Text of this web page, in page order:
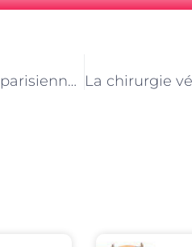
Les cliniques vétérinaires parisiennes et l’importance de l’éducation des propriétaires